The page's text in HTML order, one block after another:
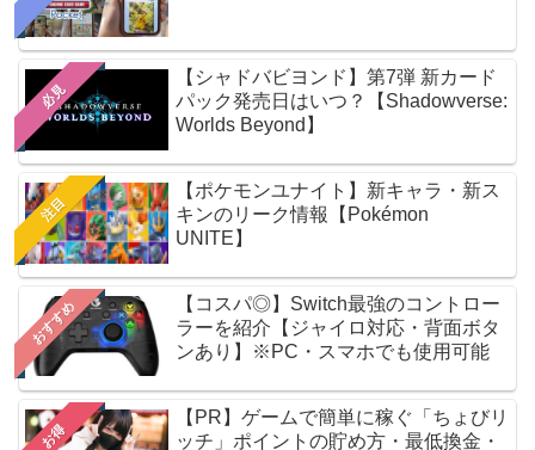
必見
【シャドバビヨンド】第7弾 新カード
パック発売日はいつ？【Shadowverse:
Worlds Beyond】
注目
【ポケモンユナイト】新キャラ・新ス
キンのリーク情報【Pokémon
UNITE】
おすすめ
【コスパ◎】Switch最強のコントロー
ラーを紹介【ジャイロ対応・背面ボタ
ンあり】※PC・スマホでも使用可能
お得
【PR】ゲームで簡単に稼ぐ「ちょびリ
ッチ」ポイントの貯め方・最低換金・